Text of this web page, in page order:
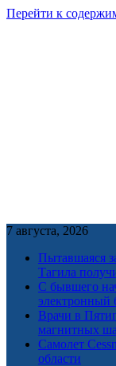
Перейти к
7 августа, 2026
Пытавшаяся
Тагила
С бывшего
электронный
Врачи в
магнитных
Самолет
области